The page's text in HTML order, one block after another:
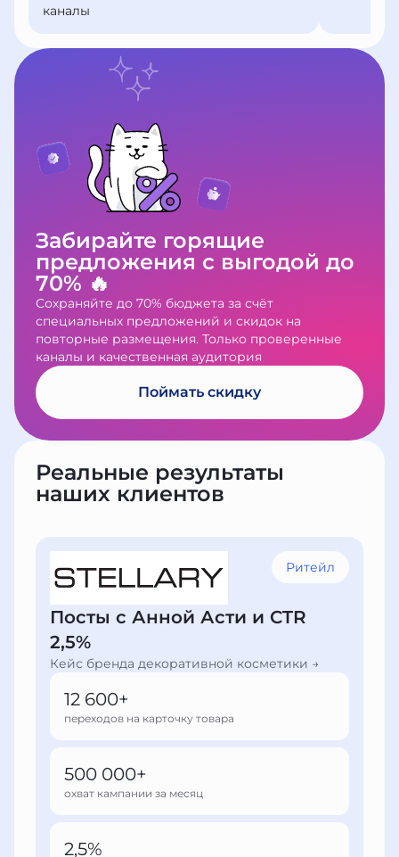
каналы
Забирайте горящие
предложения с выгодой до
70% 🔥
Сохраняйте до 70% бюджета за счёт
специальных предложений и скидок на
повторные размещения. Только проверенные
каналы и качественная аудитория
Поймать скидку
Реальные результаты
наших клиентов
Ритейл
Посты с Анной Асти и CTR
2,5%
Кейс бренда декоративной косметики →
12 600+
переходов на карточку товара
500 000+
охват кампании за месяц
2,5%